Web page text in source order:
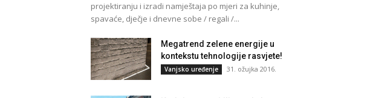
projektiranju i izradi namještaja po mjeri za kuhinje,
spavaće, dječje i dnevne sobe / regali /...
Megatrend zelene energije u
kontekstu tehnologije rasvjete!
Vanjsko uređenje 31. ožujka 2016.